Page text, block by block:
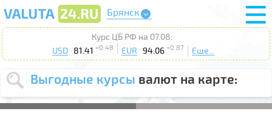
Брянск
Курс ЦБ РФ на 07.08:
USD 81.41 +0.48 EUR 94.06 +0.87 Еще...
Выгодные курсы валют на карте:
Выберите
USD EUR